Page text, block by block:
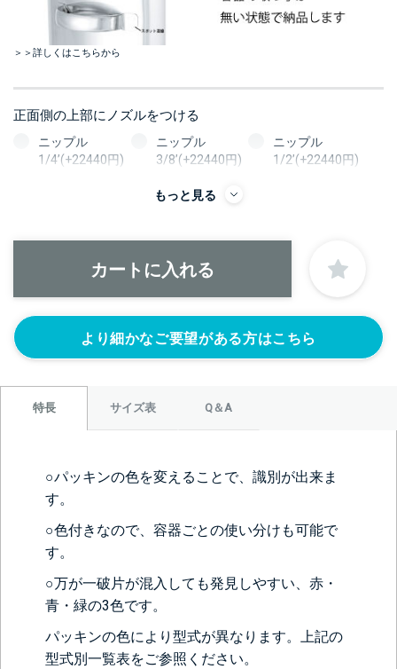
＞＞詳しくはこちらから
正面側の上部にノズルをつける
ニップル
1/4’(+22440円)
ニップル
3/8’(+22440円)
ニップル
1/2’(+22440円)
ソケット
3/8’(+22440円)
＞＞詳しくはこちらから
正面側の下部にノズルをつける
ニップル
1/4’(+22440円)
3/8’(+22440円)
1/2’(+22440円)
ソケット
ヘルール
1S’(+22440円)
ヘルール
1.5S’(+22440円)
なし
もっと見る
より細かなご要望がある方はこちら
特長 サイズ表 Q＆A
○パッキンの色を変えることで、識別が出来ま
す。
○色付きなので、容器ごとの使い分けも可能で
す。
○万が一破片が混入しても発見しやすい、赤・
青・緑の3色です。
パッキンの色により型式が異なります。上記の
型式別一覧表をご参照ください。